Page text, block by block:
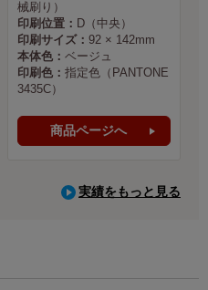
械刷り）
印刷位置： D（中央）
印刷サイズ： 92 × 142mm
本体色： ベージュ
印刷色： 指定色（PANTONE
3435C）
商品ページへ
実績をもっと見る